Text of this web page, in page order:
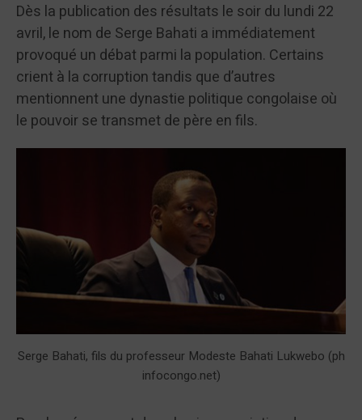
Dès la publication des résultats le soir du lundi 22
avril, le nom de Serge Bahati a immédiatement
provoqué un débat parmi la population. Certains
crient à la corruption tandis que d’autres
mentionnent une dynastie politique congolaise où
le pouvoir se transmet de père en fils.
Serge Bahati, fils du professeur Modeste Bahati Lukwebo (ph
infocongo.net)